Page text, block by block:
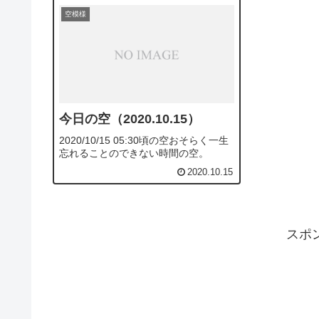
空模様
今日の空（2020.10.15）
2020/10/15 05:30頃の空おそらく一生
忘れることのできない時間の空。
2020.10.15
スポ